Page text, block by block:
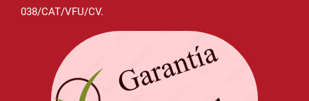
038/CAT/VFU/CV.